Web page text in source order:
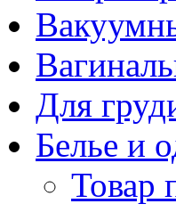
Для
Белье и
Товар